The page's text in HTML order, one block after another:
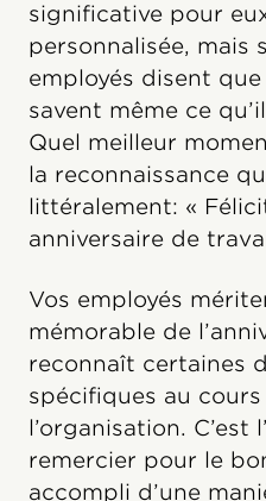
significative pour
personnalisée, mais
employés disent
savent même ce
Quel meilleur
la reconnaissance
littéralement: «
anniversaire de
Vos employés
mémorable de
reconnaît certaines
spécifiques au
l’organisation. C’est
remercier pour le
accompli d’une